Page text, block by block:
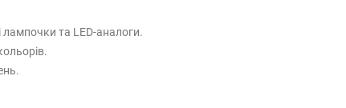
лампочки та LED-аналоги.